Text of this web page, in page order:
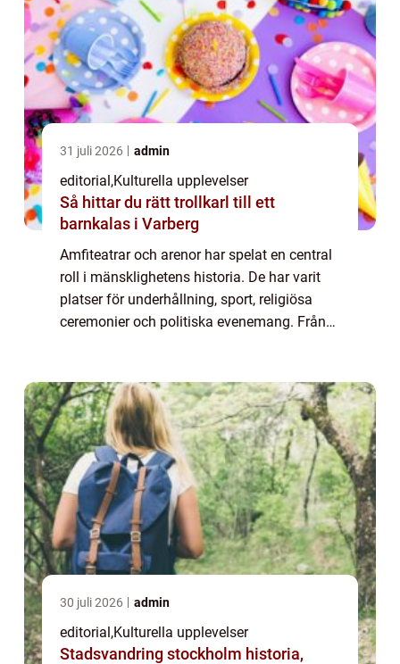
31 juli 2026 admin
editorial,Kulturella upplevelser
Så hittar du rätt trollkarl till ett
barnkalas i Varberg
Amfiteatrar och arenor har spelat en central
roll i mänsklighetens historia. De har varit
platser för underhållning, sport, religiösa
ceremonier och politiska evenemang. Från
30 juli 2026 admin
editorial,Kulturella upplevelser
Stadsvandring stockholm historia,